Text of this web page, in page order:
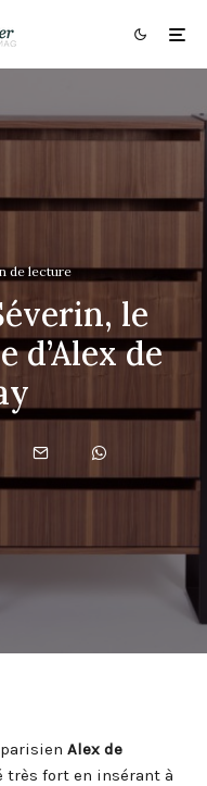
de lecture
le
d’Alex de
Alex de
très fort en insérant à